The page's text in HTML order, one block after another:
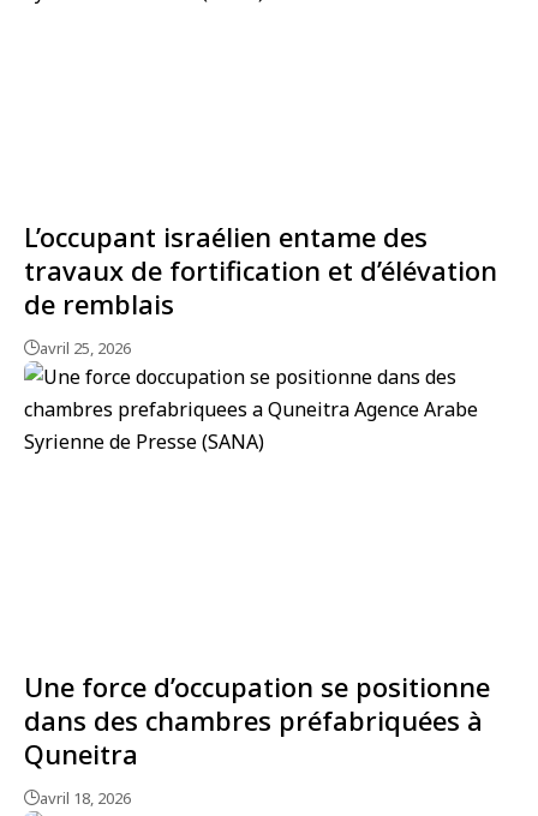
L’occupant israélien entame des
travaux de fortification et d’élévation
de remblais
avril 25, 2026
Une force d’occupation se positionne
dans des chambres préfabriquées à
Quneitra
avril 18, 2026